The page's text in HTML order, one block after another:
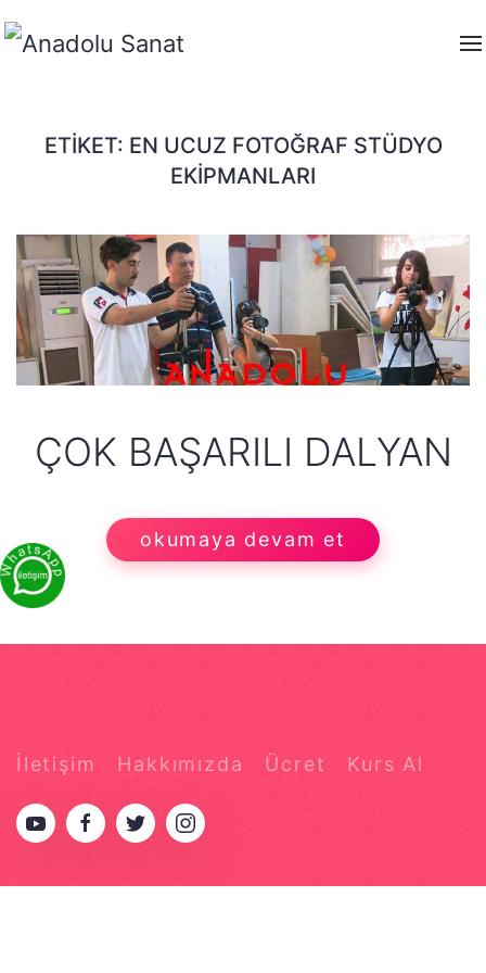
ETIKET: EN UCUZ FOTOĞRAF STÜDYO
EKIPMANLARI
ÇOK BAŞARILI DALYAN
okumaya devam et
İletişim Hakkımızda Ücret Kurs Al